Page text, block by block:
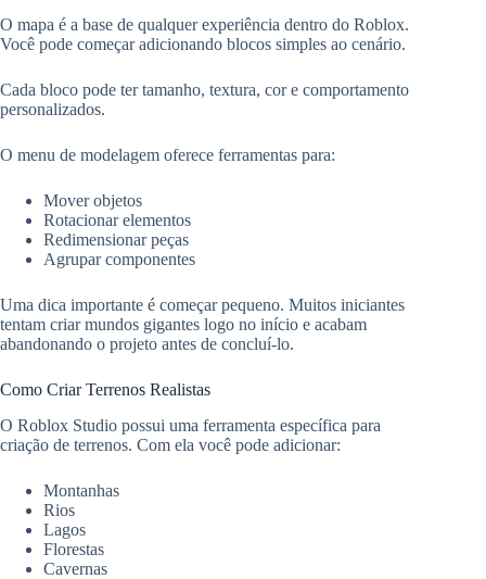
O mapa é a base de qualquer experiência dentro do Roblox.
Você pode começar adicionando blocos simples ao cenário.
Cada bloco pode ter tamanho, textura, cor e comportamento
personalizados.
O menu de modelagem oferece ferramentas para:
Mover objetos
Rotacionar elementos
Redimensionar peças
Agrupar componentes
Uma dica importante é começar pequeno. Muitos iniciantes
tentam criar mundos gigantes logo no início e acabam
abandonando o projeto antes de concluí-lo.
Como Criar Terrenos Realistas
O Roblox Studio possui uma ferramenta específica para
criação de terrenos. Com ela você pode adicionar:
Montanhas
Rios
Lagos
Florestas
Cavernas